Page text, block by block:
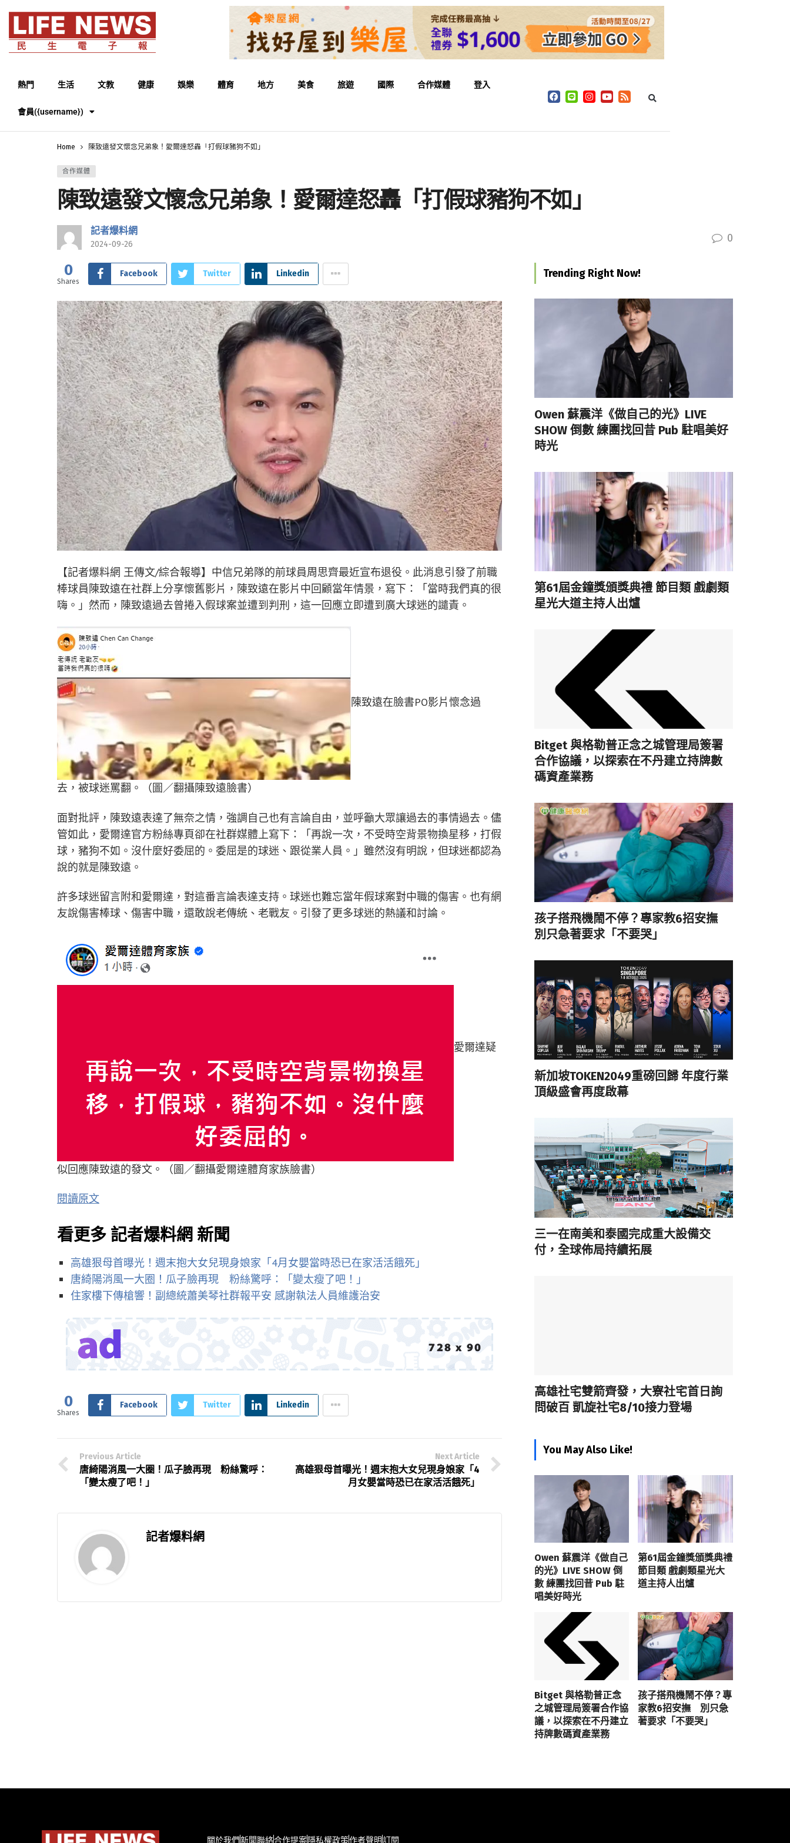
熱門 生活 文教 健康 娛樂 體育 地方 美食 旅遊 國際 合作媒體 登入
會員({username})
Home 陳致遠發文懷念兄弟象！愛爾達怒轟「打假球豬狗不如」
合作媒體
陳致遠發文懷念兄弟象！愛爾達怒轟「打假球豬狗不如」
記者爆料網
2024-09-26 0
0
Shares
Facebook Twitter Linkedin
【記者爆料網 王傳文/綜合報導】中信兄弟隊的前球員周思齊最近宣布退役。此消息引發了前職
棒球員陳致遠在社群上分享懷舊影片，陳致遠在影片中回顧當年情景，寫下：「當時我們真的很
嗨。」然而，陳致遠過去曾捲入假球案並遭到判刑，這一回應立即遭到廣大球迷的譴責。
陳致遠在臉書PO影片懷念過
去，被球迷罵翻。（圖／翻攝陳致遠臉書）
面對批評，陳致遠表達了無奈之情，強調自己也有言論自由，並呼籲大眾讓過去的事情過去。儘
管如此，愛爾達官方粉絲專頁卻在社群媒體上寫下：「再說一次，不受時空背景物換星移，打假
球，豬狗不如。沒什麼好委屈的。委屈是的球迷、跟從業人員。」雖然沒有明說，但球迷都認為
說的就是陳致遠。
許多球迷留言附和愛爾達，對這番言論表達支持。球迷也難忘當年假球案對中職的傷害。也有網
友說傷害棒球、傷害中職，還敢說老傳統、老戰友。引發了更多球迷的熱議和討論。
愛爾達疑
似回應陳致遠的發文。（圖／翻攝愛爾達體育家族臉書）
閱讀原文
看更多 記者爆料網 新聞
高雄狠母首曝光！週末抱大女兒現身娘家「4月女嬰當時恐已在家活活餓死」
唐綺陽消風一大圈！瓜子臉再現 粉絲驚呼：「變太瘦了吧！」
住家樓下傳槍響！副總統蕭美琴社群報平安 感謝執法人員維護治安
0
Shares
Facebook Twitter Linkedin
Previous Article
唐綺陽消風一大圈！瓜子臉再現 粉絲驚呼：
「變太瘦了吧！」
Next Article
高雄狠母首曝光！週末抱大女兒現身娘家「4
月女嬰當時恐已在家活活餓死」
記者爆料網
Trending Right Now!
Owen 蘇震洋《做自己的光》LIVE
SHOW 倒數 練團找回昔 Pub 駐唱美好
時光
第61屆金鐘獎頒獎典禮 節目類 戲劇類
星光大道主持人出爐
Bitget 與格勒普正念之城管理局簽署
合作協議，以探索在不丹建立持牌數
碼資產業務
孩子搭飛機鬧不停？專家教6招安撫
別只急著要求「不要哭」
新加坡TOKEN2049重磅回歸 年度行業
頂級盛會再度啟幕
三一在南美和泰國完成重大設備交
付，全球佈局持續拓展
高雄社宅雙箭齊發，大寮社宅首日詢
問破百 凱旋社宅8/10接力登場
You May Also Like!
Owen 蘇震洋《做自己
的光》LIVE SHOW 倒
數 練團找回昔 Pub 駐
唱美好時光
第61屆金鐘獎頒獎典禮
節目類 戲劇類星光大
道主持人出爐
Bitget 與格勒普正念
之城管理局簽署合作協
議，以探索在不丹建立
持牌數碼資產業務
孩子搭飛機鬧不停？專
家教6招安撫 別只急
著要求「不要哭」
關於我們新聞聯絡合作提案隱私權政策作者聲明訂閱